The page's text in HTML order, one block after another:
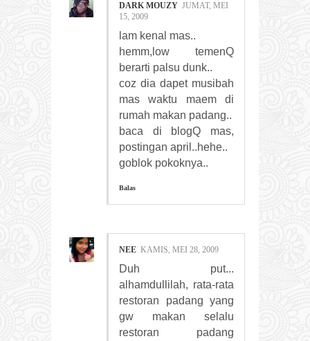
DARK MOUZY JUMAT, MEI
15, 2009
lam kenal mas..
hemm,low temenQ
berarti palsu dunk..
coz dia dapet musibah
mas waktu maem di
rumah makan padang..
baca di blogQ mas,
postingan april..hehe..
goblok pokoknya..
Balas
NEE KAMIS, MEI 28, 2009
Duh put...
alhamdullilah, rata-rata
restoran padang yang
gw makan selalu
restoran padang